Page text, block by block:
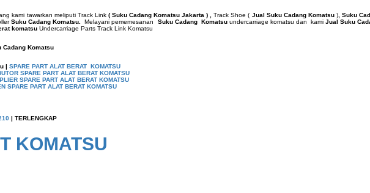
kami tawarkan meliputi Track Link( Suku Cadang Komatsu Jakarta ) ,Track Shoe ( Jual Suku Cadang Komatsu ), Suku
Suku Cadang Komatsu.Melayani pememesanan Suku Cadang Komatsuundercarriage komatsu dan kami Jual Suku
komatsu Undercarriage Parts Track Link Komatsu
Cadang Komatsu
| SPARE PART ALAT BERAT KOMATSU
SPARE PART ALAT BERAT KOMATSU
SPARE PART ALAT BERAT KOMATSU
SPARE PART ALAT BERAT KOMATSU
| TERLENGKAP
KOMATSU